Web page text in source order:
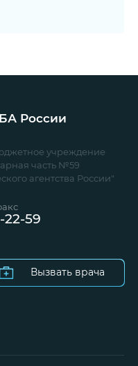
России
учреждение
часть №59
агентства России"
Вызвать врача
22-59